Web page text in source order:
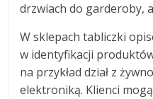
drzwiach do garderoby,
W sklepach tabliczki
w identyfikacji
na przykład dział z
elektroniką. Klienci